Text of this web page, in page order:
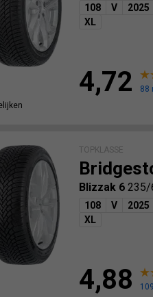
108 V 2025
XL
4,72 88
TOPKLASSE
Blizzak 6 235/
108 V 2025
XL
4,88